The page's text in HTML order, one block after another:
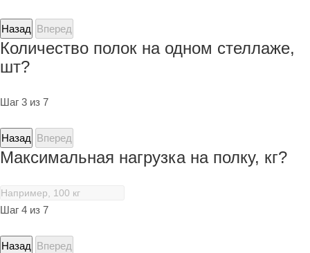
Назад Вперед
Количество полок на одном стеллаже,
шт?
Шаг 3 из 7
Назад Вперед
Максимальная нагрузка на полку, кг?
Шаг 4 из 7
Назад Вперед